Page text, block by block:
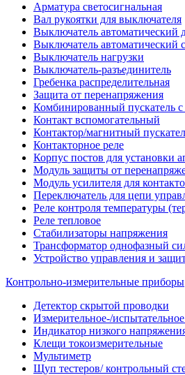
Арматура светосигнальная
Вал рукоятки для выключателя
Выключатель автоматический
Выключатель автоматический
Выключатель нагрузки
Выключатель-разъединитель
Гребенка распределительная
Защита от перенапряжения
Комбинированный пускатель
Контакт вспомогательный
Контактор/магнитный
Контакторное реле
Корпус постов для установки
Модуль защиты от
Модуль усилителя для
Переключатель для цепи
Реле контроля температуры
Реле тепловое
Стабилизаторы напряжения
Трансформатор однофазный
Устройство управления и
Контрольно-измерительные приборы
Детектор скрытой проводки
Измерительное-/
Индикатор низкого
Клещи токоизмерительные
Мультиметр
Щуп тестеров/ контрольный